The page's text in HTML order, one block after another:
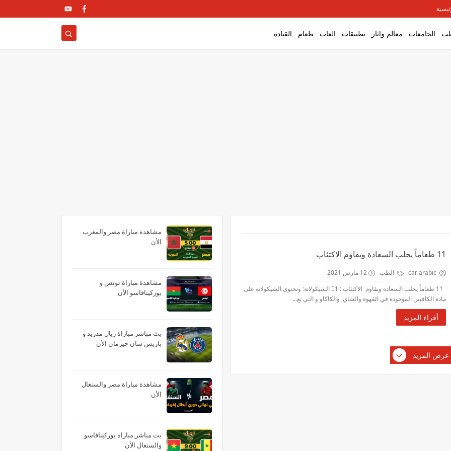
الجامعات معالم واثار تطبيقات العاب طعام القيادة
11 طعاماً يجلب السعادة ويقاوم الاكتئاب
car arabic الطب
12 مارس 2021
11 طعاماً يجلب السعادة ويقاوم الاكتئاب : 1⃣ الشيكولاتة: وتحتوي الشيكولاتة على
مادة الكافيين الموجودة في القهوة والشاي والكاكاو و التي تع...
أقراء المزيد
عرض المزيد
مشاهدة مباراة مصر والمغرب
الأن
مشاهدة مباراة تونس و
بوركينافاسو الأن
بث مباشر مباراة ريال مدريد و
باريس سان جيرمان الأن
مشاهدة مباراة مصر والسنغال
الأن
بث مباشر مباراة بوركينافاسو
والسنغال الأن